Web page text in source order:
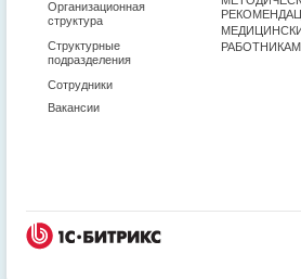
Организационная
структура
Структурные
подразделения
Сотрудники
Вакансии
РАБОТНИКАМ